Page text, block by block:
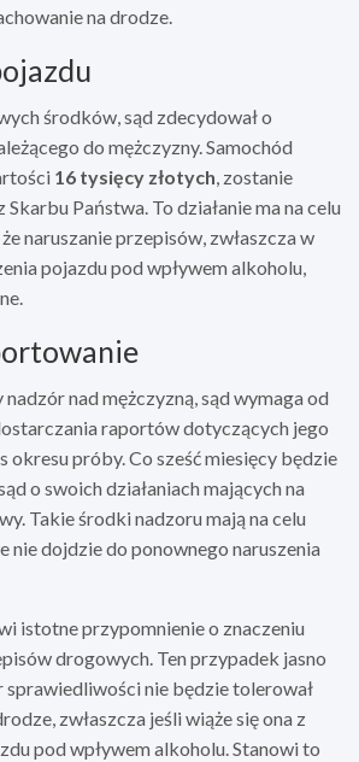
na drodze.
środków, sąd zdecydował o
do mężczyzny. Samochód
16 tysięcy złotych, zostanie
Państwa. To działanie ma na celu
naruszanie przepisów, zwłaszcza w
pojazdu pod wpływem alkoholu,
nadzór nad mężczyzną, sąd wymaga od
raportów dotyczących jego
okresu próby. Co sześć miesięcy będzie
o swoich działaniach mających na
Takie środki nadzoru mają na celu
nie dojdzie do ponownego naruszenia
istotne przypomnienie o znaczeniu
drogowych. Ten przypadek jasno
sprawiedliwości nie będzie tolerował
zwłaszcza jeśli wiąże się ona z
pod wpływem alkoholu. Stanowi to